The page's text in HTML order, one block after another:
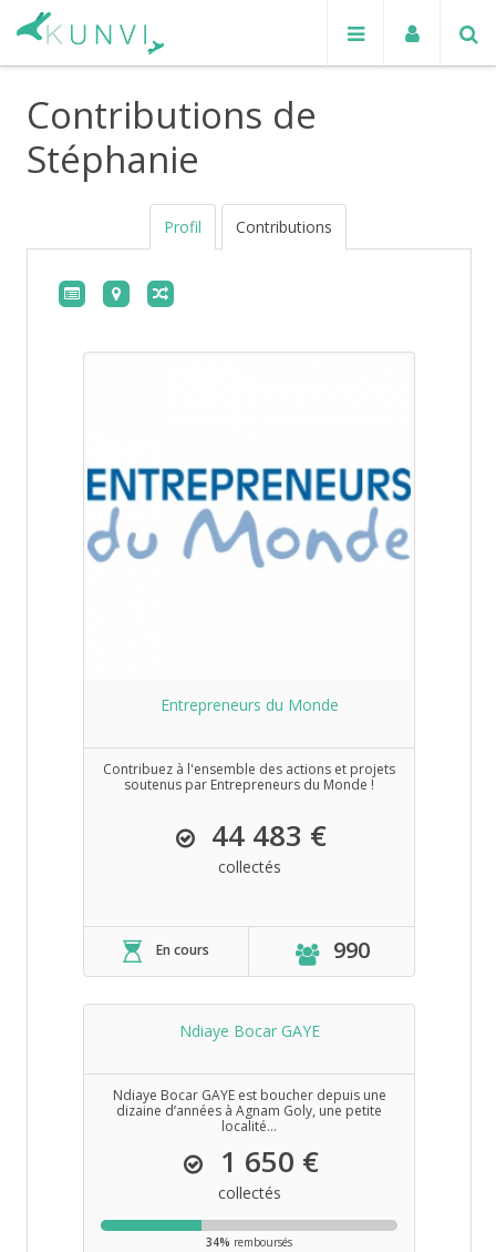
Contributions de
Stéphanie
Profil Contributions
Entrepreneurs du Monde
Contribuez à l'ensemble des actions et projets
soutenus par Entrepreneurs du Monde !
44 483 €
collectés
En cours 990
Ndiaye Bocar GAYE
Ndiaye Bocar GAYE est boucher depuis une
dizaine d’années à Agnam Goly, une petite
localité...
1 650 €
collectés
34% remboursés